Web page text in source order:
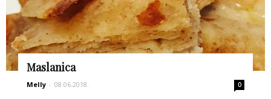
Maslanica
Melly - 08.06.2018. 0